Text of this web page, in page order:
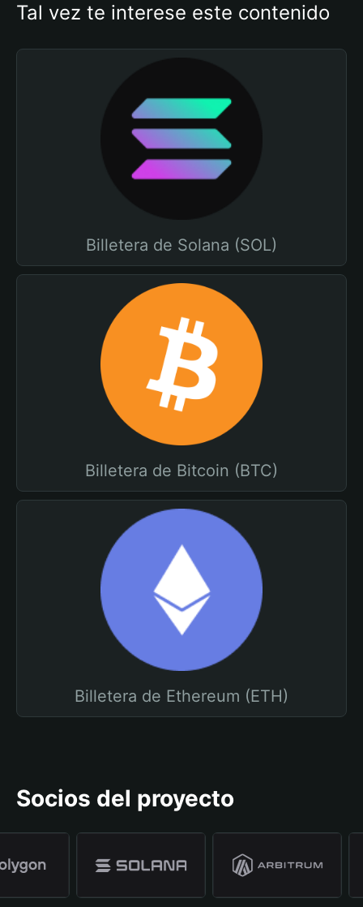
Tal vez te interese este contenido
Billetera de Solana (SOL)
Billetera de Bitcoin (BTC)
Billetera de Ethereum (ETH)
Socios del proyecto